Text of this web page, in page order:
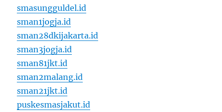
smasungguldel.id
sman1jogja.id
sman28dkijakarta.id
sman3jogja.id
sman81jkt.id
sman2malang.id
sman21jkt.id
puskesmasjakut.id